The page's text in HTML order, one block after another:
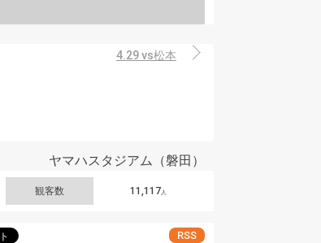
4.29 vs松本
ヤマハスタジアム（磐田）
観客数 11,117人
RSS